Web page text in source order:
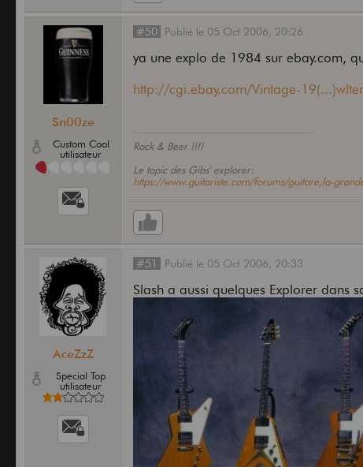
Sn00ze
Custom Cool
utilisateur
#50 Publié le 05 Oct 2006, 20:26
ya une explo de 1984 sur ebay.com,
http://cgi.ebay.com/Vintage-
Rock & Beer !!!!
Le topic des Gibs' explorer:
https://www.guitariste.com/forums/guitare,la-
AceZzZ
Special Top
utilisateur
#51 Publié le 05 Oct 2006, 20:33
Slash a aussi quelques Explorer dans